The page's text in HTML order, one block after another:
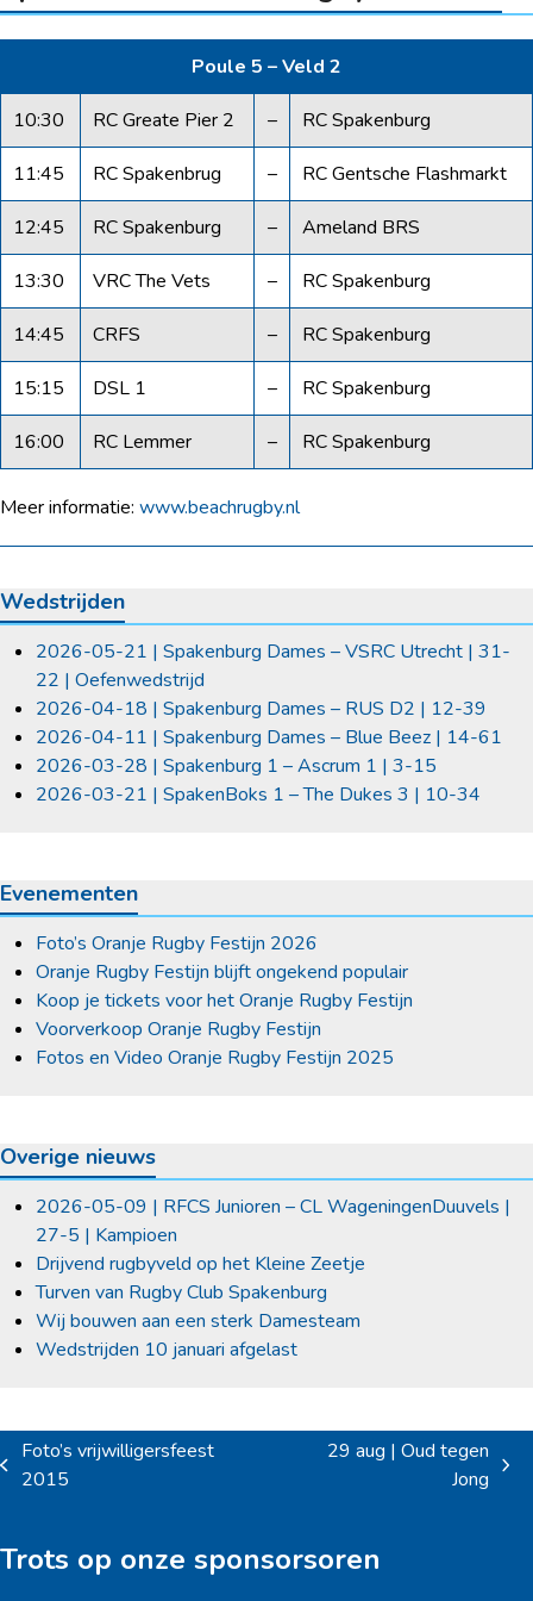
Poule 5 – Veld 2
10:30 RC Greate Pier 2 – RC Spakenburg
11:45 RC Spakenbrug – RC Gentsche Flashmarkt
12:45 RC Spakenburg – Ameland BRS
13:30 VRC The Vets – RC Spakenburg
14:45 CRFS – RC Spakenburg
15:15 DSL 1 – RC Spakenburg
16:00 RC Lemmer – RC Spakenburg
Meer informatie: www.beachrugby.nl
Wedstrijden
2026-05-21 | Spakenburg Dames – VSRC Utrecht | 31-
22 | Oefenwedstrijd
2026-04-18 | Spakenburg Dames – RUS D2 | 12-39
2026-04-11 | Spakenburg Dames – Blue Beez | 14-61
2026-03-28 | Spakenburg 1 – Ascrum 1 | 3-15
2026-03-21 | SpakenBoks 1 – The Dukes 3 | 10-34
Evenementen
Foto’s Oranje Rugby Festijn 2026
Oranje Rugby Festijn blijft ongekend populair
Koop je tickets voor het Oranje Rugby Festijn
Voorverkoop Oranje Rugby Festijn
Fotos en Video Oranje Rugby Festijn 2025
Overige nieuws
2026-05-09 | RFCS Junioren – CL WageningenDuuvels |
27-5 | Kampioen
Drijvend rugbyveld op het Kleine Zeetje
Turven van Rugby Club Spakenburg
Wij bouwen aan een sterk Damesteam
Wedstrijden 10 januari afgelast
previous
Foto’s vrijwilligersfeest
2015
29 aug | Oud tegen
Jong
Trots op onze sponsorsoren